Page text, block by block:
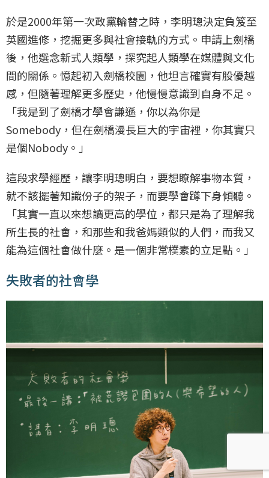
於是2000年第一次政黨輪替之時，李明璁決定負笈至
英國進修，挖掘更多與社會接軌的方式。申請上劍橋
後，他選念新式人類學，探究起人類學在媒體與文化
間的關係。憶起初入劍橋校園，他坦言確實有股優越
感，但隨著理解更多歷史，他慢慢意識到自身不足。
「我是到了劍橋才學會謙遜，你以為你是
Somebody，但在劍橋漫長巨大的宇宙裡，你其實只
是個Nobody。」
這段求學經歷，讓李明璁明白，要想瞭解事物本質，
就不該擺著知識份子的架子，而要學會蹲下身傾聽。
「其實一直以來想讀更高的學位，都只是為了理解我
所生長的社會，和那些和我爸媽類似的人們，而我又
能為這個社會做什麼。是一個非常樸素的立足點。」
失敗者的社會學